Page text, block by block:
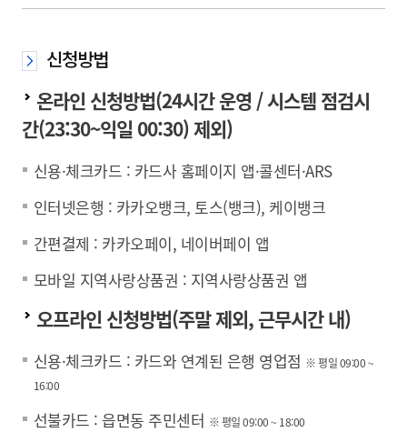
신청방법
온라인 신청방법(24시간 운영 / 시스템 점검시
간(23:30~익일 00:30) 제외)
신용·체크카드 : 카드사 홈페이지 앱·콜센터·ARS
인터넷은행 : 카카오뱅크, 토스(뱅크), 케이뱅크
간편결제 : 카카오페이, 네이버페이 앱
모바일 지역사랑상품권 : 지역사랑상품권 앱
오프라인 신청방법(주말 제외, 근무시간 내)
신용·체크카드 : 카드와 연계된 은행 영업점 ※ 평일 09:00 ~
16:00
선불카드 : 읍면동 주민센터 ※ 평일 09:00 ~ 18:00